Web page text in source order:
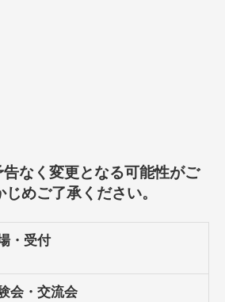
なく変更となる可能性がご
めご了承ください。
・受付
会・交流会